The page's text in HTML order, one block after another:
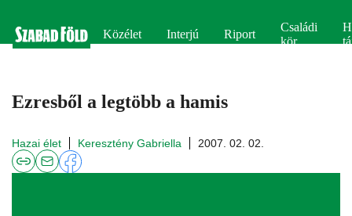
Közélet Interjú Riport
Családi
kör
Ezresből a legtöbb a hamis
Hazai élet Keresztény Gabriella 2007. 02. 02.